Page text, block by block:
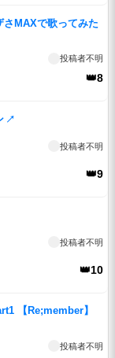
さMAXで歌ってみた
投稿者不明
👑8
↗
投稿者不明
👑9
投稿者不明
👑10
【Re;member】
投稿者不明